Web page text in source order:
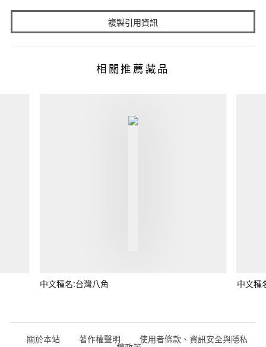
複製引用資訊
相關推薦藏品
中文種名:台灣八角 中文種
關於本站 著作權聲明 使用者條款、資訊安全與隱私